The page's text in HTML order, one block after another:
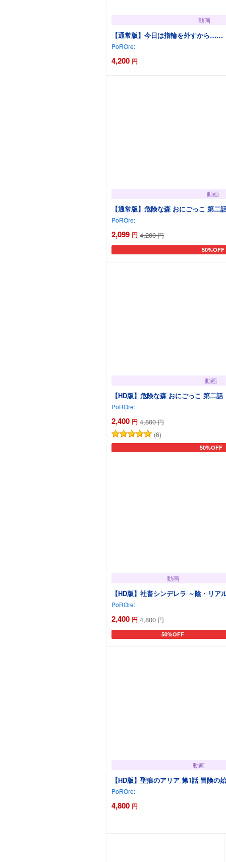
動画
【通常版】今日は指輪を外すから
PoROre:
4,200 円
動画
【通常版】危険な森 おにごっこ 第二
PoROre:
2,099 円 4,200 円
50%OFF
カートに
動画
【HD版】危険な森 おにごっこ 第二
PoROre:
2,400 円 4,800 円
(6)
50%OFF
カートに
動画
【HD版】社畜シンデレラ ～陰・リア
PoROre:
2,400 円 4,800 円
50%OFF
カートに追加
動画
【HD版】聖痕のアリア 第1話 冒険の
PoROre:
4,800 円